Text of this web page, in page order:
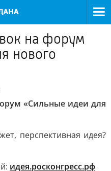
на форум
нового
«Сильные идеи для
перспективная идея?
идея.росконгресс.рф